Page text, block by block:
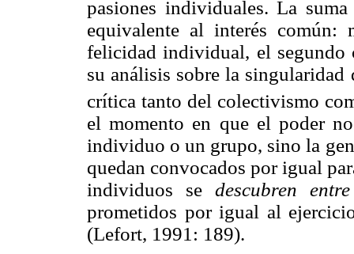
pasiones individuales. La
equivalente al interés común:
felicidad individual, el segundo
su análisis sobre la singularidad
crítica tanto del colectivismo
el momento en que el poder
individuo o un grupo, sino la
quedan convocados por igual
individuos sedescubren
prometidos por igual al
(Lefort, 1991: 189).